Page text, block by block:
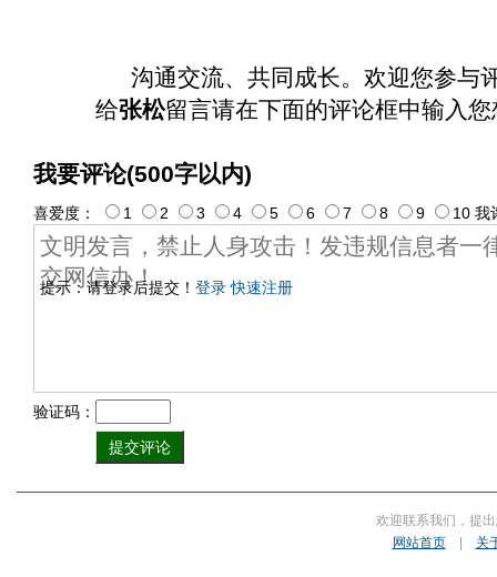
沟通交流、共同成长。欢迎您参与
给张松留言请在下面的评论框中输入
我要评论(500字以内)
提示：请登录后提交！ 登录 快速注册
喜爱度： 1 2 3 4 5 6 7 8 9 10 我
验证码：
欢迎联系我们，提
网站首页| 关